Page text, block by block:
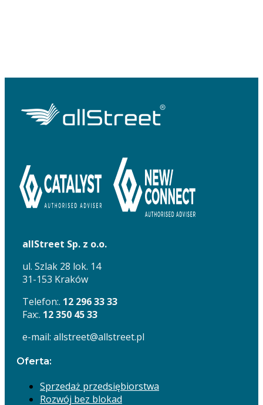
allStreet Sp. z o.o.
ul. Szlak 28 lok. 14
31-153 Kraków
Telefon:. 12 296 33 33
Fax:. 12 350 45 33
e-mail: allstreet@allstreet.pl
Oferta:
Sprzedaż przedsiębiorstwa
Rozwój bez blokad